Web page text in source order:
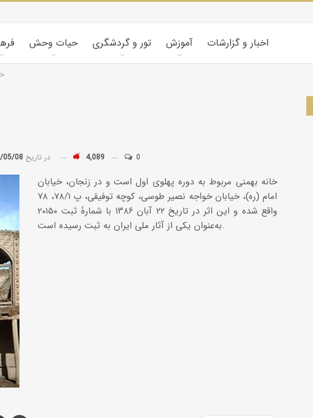
حیات وحش تور و گردشگری آموزش اخبار و گزارشات
در تاریخ 05/08 4,089 0
خانه بهمنی مربوط به دوره پهلوی اول است و در زنجان، خیابان
امام (ره)، خیابان خواجه نصیر طوسی، کوچه توفیقی، پ ۷۸/۱، ۷۸
واقع شده و این اثر در تاریخ ۲۲ آبان ۱۳۸۶ با شمارهٔ ثبت ۲۰۱۵۰
به‌عنوان یکی از آثار ملی ایران به ثبت رسیده است.
طوفان شن و
الدین،
دره‌ها و
تنگه لی